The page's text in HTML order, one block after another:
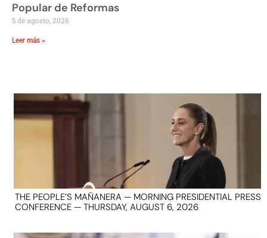
Popular de Reformas
5 de agosto, 2026
Leer más »
THE PEOPLE’S MAÑANERA — MORNING PRESIDENTIAL PRESS
CONFERENCE — THURSDAY, AUGUST 6, 2026